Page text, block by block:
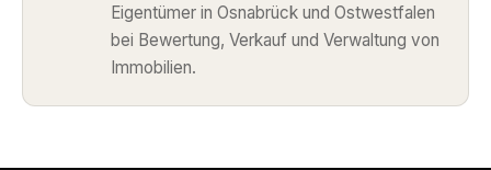
Eigentümer in Osnabrück und Ostwestfalen
bei Bewertung, Verkauf und Verwaltung von
Immobilien.